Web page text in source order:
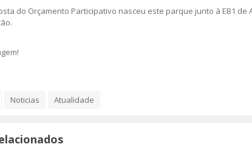
do Orçamento Participativo nasceu este parque junto à EB1
Noticias Atualidade